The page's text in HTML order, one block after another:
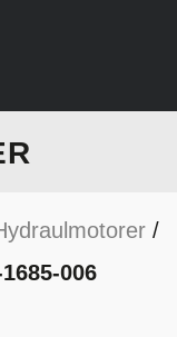
/
006